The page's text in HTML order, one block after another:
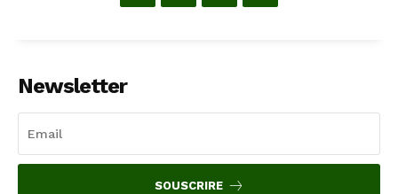
Newsletter
SOUSCRIRE